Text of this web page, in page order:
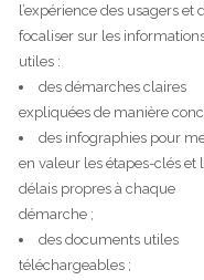
l’expérience des usagers et
focaliser sur les
utiles :
des démarches claires
expliquées de manière
des infographies pour
en valeur les étapes-clés et
délais propres à chaque
démarche ;
des documents utiles
téléchargeables ;